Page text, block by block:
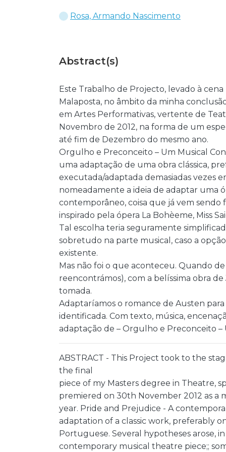
Rosa, Armando Nascimento
Abstract(s)
Este Trabalho de Projecto, levado à
Malaposta, no âmbito da minha
em Artes Performativas, vertente de
Novembro de 2012, na forma de um
até fim de Dezembro do mesmo ano.
Orgulho e Preconceito – Um Musical
uma adaptação de uma obra clássica,
executada/adaptada demasiadas vezes
nomeadamente a ideia de adaptar uma
contemporâneo, coisa que já vem sendo
inspirado pela ópera La Bohèeme, Miss
Tal escolha teria seguramente
sobretudo na parte musical, caso a
existente.
Mas não foi o que aconteceu. Quando
reencontrámos), com a belíssima obra
tomada.
Adaptaríamos o romance de Austen
identificada. Com texto, música,
adaptação de – Orgulho e Preconceito
ABSTRACT - This Project took to the
the final
piece of my Masters degree in Theatre,
premiered on 30th November 2012 as
year. Pride and Prejudice -­ A
adaptation of a classic work, preferably
Portuguese. Several hypotheses arose,
contemporary musical theatre piece;;